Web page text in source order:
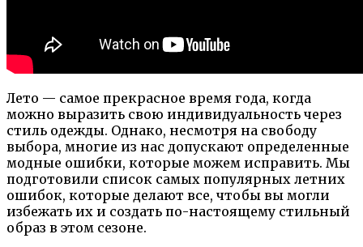
Лето — самое прекрасное время года, когда
можно выразить свою индивидуальность через
стиль одежды. Однако, несмотря на свободу
выбора, многие из нас допускают определенные
модные ошибки, которые можем исправить. Мы
подготовили список самых популярных летних
ошибок, которые делают все, чтобы вы могли
избежать их и создать по-настоящему стильный
образ в этом сезоне.